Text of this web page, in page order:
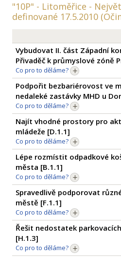
"10P" - Litoměřice -
definované 17.5.2010
Vybudovat II. část Západní
Přivaděč k průmyslové zóně
Co pro to děláme?
Podpořit bezbariérovost ve
nedaleké zastávky MHD u
Co pro to děláme?
Najít vhodné prostory pro
mládeže [D.1.1]
Co pro to děláme?
Lépe rozmístit odpadkové
města [B.1.1]
Co pro to děláme?
Spravedlivě podporovat
městě [F.1.1]
Co pro to děláme?
Řešit nedostatek
[H.1.3]
Co pro to děláme?